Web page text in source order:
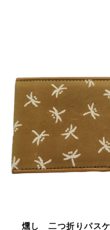
燻し 二つ折りパス